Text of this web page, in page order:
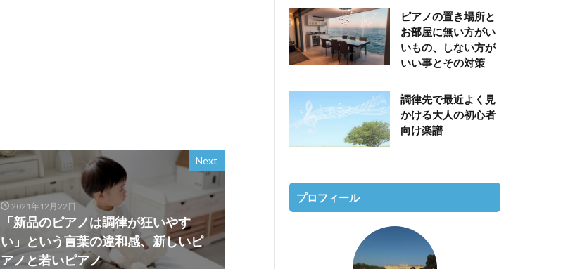
Next
2021年12月22日
「新品のピアノは調律が狂いやす
い」という言葉の違和感、新しいピ
アノと若いピアノ
ピアノの置き場所と
お部屋に無い方がい
いもの、しない方が
いい事とその対策
調律先で最近よく見
かける大人の初心者
向け楽譜
プロフィール